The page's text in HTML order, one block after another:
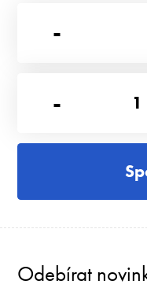
-
- 1
Odebírat